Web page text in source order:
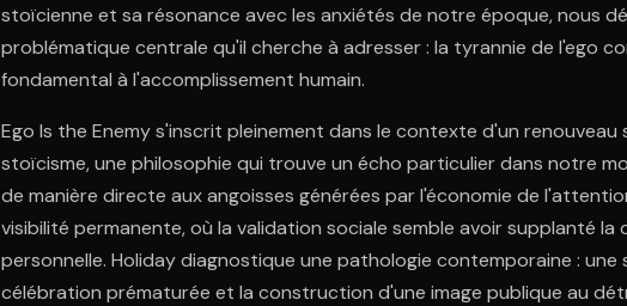
stoïcienne et sa résonance avec les anxiétés de notre époque, nous
problématique centrale qu'il cherche à adresser : la tyrannie de l'ego
fondamental à l'accomplissement humain.
Ego Is the Enemy s'inscrit pleinement dans le contexte d'un
stoïcisme, une philosophie qui trouve un écho particulier dans notre
de manière directe aux angoisses générées par l'économie de
visibilité permanente, où la validation sociale semble avoir supplanté la
personnelle. Holiday diagnostique une pathologie contemporaine : une
célébration prématurée et la construction d'une image publique au